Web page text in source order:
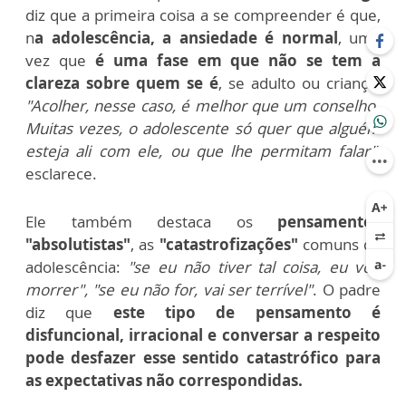
diz que a primeira coisa a se compreender é que,
na adolescência, a ansiedade é normal, uma
vez que é uma fase em que não se tem a
clareza sobre quem se é, se adulto ou criança.
"Acolher, nesse caso, é melhor que um conselho.
Muitas vezes, o adolescente só quer que alguém
esteja ali com ele, ou que lhe permitam falar",
esclarece.
Ele também destaca os pensamentos
"absolutistas", as "catastrofizações" comuns da
adolescência: "se eu não tiver tal coisa, eu vou
morrer", "se eu não for, vai ser terrível". O padre
diz que este tipo de pensamento é
disfuncional, irracional e conversar a respeito
pode desfazer esse sentido catastrófico para
as expectativas não correspondidas.